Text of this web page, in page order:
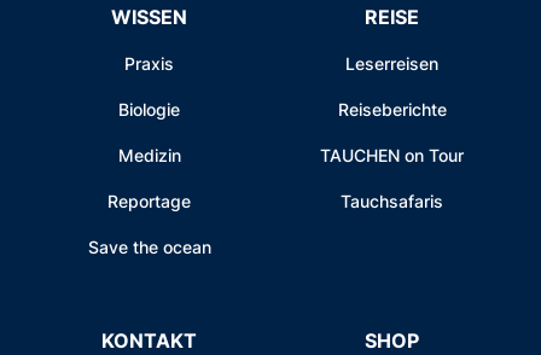
WISSEN
Praxis
Biologie
Medizin
Reportage
Save the ocean
REISE
Leserreisen
Reiseberichte
TAUCHEN on Tour
Tauchsafaris
KONTAKT SHOP